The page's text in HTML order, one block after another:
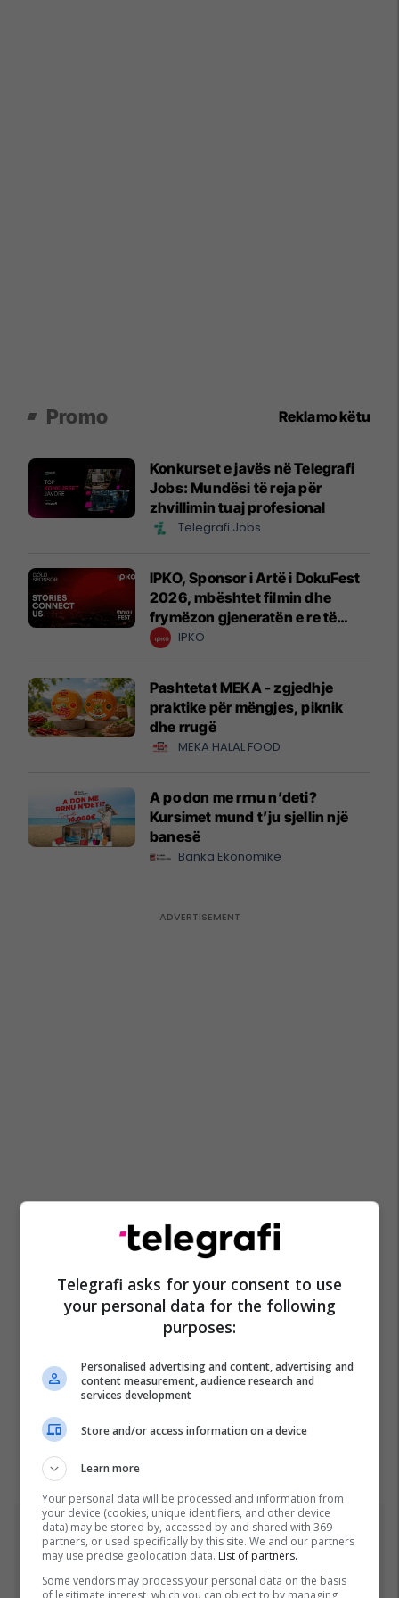
Promo Reklamo këtu
Konkurset e javës në Telegrafi
Jobs: Mundësi të reja për
zhvillimin tuaj profesional
Telegrafi Jobs
IPKO, Sponsor i Artë i DokuFest
2026, mbështet filmin dhe
frymëzon gjeneratën e re të
krijuesve
IPKO
Pashtetat MEKA - zgjedhje
praktike për mëngjes, piknik
dhe rrugë
MEKA HALAL FOOD
A po don me rrnu n’deti?
Kursimet mund t’ju sjellin një
banesë
Banka Ekonomike
Top 5
Incidenti me vezë ndaj
Telegrafi asks for your consent to use
your personal data for the following
purposes:
Personalised advertising and content, advertising and
content measurement, audience research and
services development
Store and/or access information on a device
Learn more
Your personal data will be processed and information from
your device (cookies, unique identifiers, and other device
data) may be stored by, accessed by and shared with 369
partners, or used specifically by this site. We and our partners
may use precise geolocation data. List of partners.
Some vendors may process your personal data on the basis
of legitimate interest, which you can object to by managing